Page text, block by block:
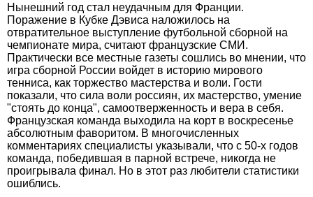
Нынешний год стал неудачным для Франции.
Поражение в Кубке Дэвиса наложилось на
отвратительное выступление футбольной сборной на
чемпионате мира, считают французские СМИ.
Практически все местные газеты сошлись во мнении, что
игра сборной России войдет в историю мирового
тенниса, как торжество мастерства и воли. Гости
показали, что сила воли россиян, их мастерство, умение
"стоять до конца", самоотверженность и вера в себя.
Французская команда выходила на корт в воскресенье
абсолютным фаворитом. В многочисленных
комментариях специалисты указывали, что с 50-х годов
команда, победившая в парной встрече, никогда не
проигрывала финал. Но в этот раз любители статистики
ошиблись.